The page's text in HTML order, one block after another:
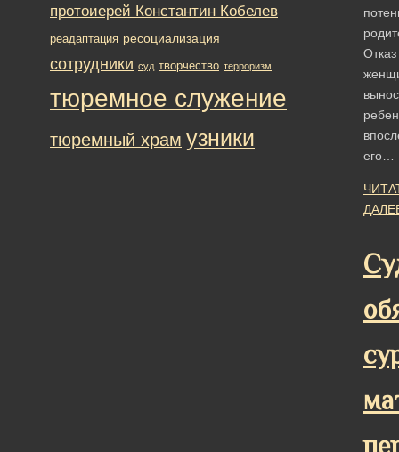
Отказ
его…
протоиерей Константин Кобелев
реадаптация ресоциализация
сотрудники суд творчество терроризм
тюремное служение
тюремный храм узники